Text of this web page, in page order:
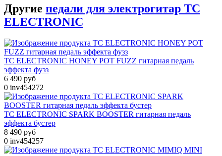
Другие педали для электрогитар TC
ELECTRONIC
TC ELECTRONIC HONEY POT FUZZ гитарная педаль
эффекта фузз
6 490 руб
0 inv454272
TC ELECTRONIC SPARK BOOSTER гитарная педаль
эффекта бустер
8 490 руб
0 inv454257